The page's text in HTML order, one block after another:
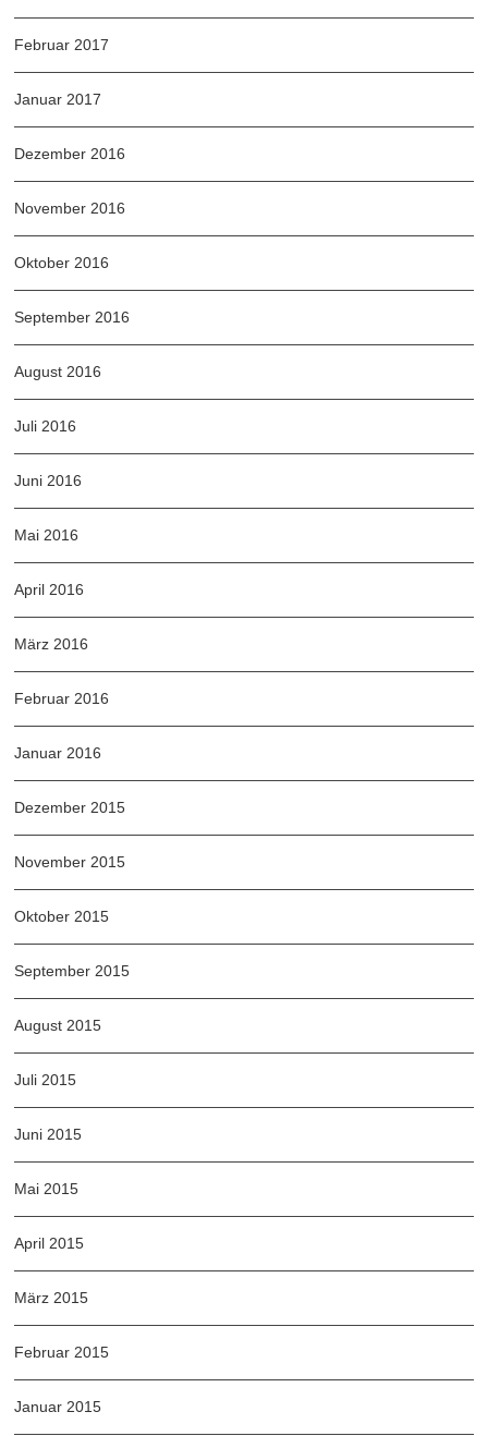
Februar 2017
Januar 2017
Dezember 2016
November 2016
Oktober 2016
September 2016
August 2016
Juli 2016
Juni 2016
Mai 2016
April 2016
März 2016
Februar 2016
Januar 2016
Dezember 2015
November 2015
Oktober 2015
September 2015
August 2015
Juli 2015
Juni 2015
Mai 2015
April 2015
März 2015
Februar 2015
Januar 2015